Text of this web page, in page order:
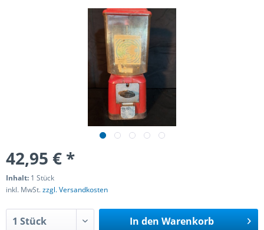
42,95 € *
Inhalt: 1 Stück
inkl. MwSt.zzgl. Versandkosten
In den Warenkorb